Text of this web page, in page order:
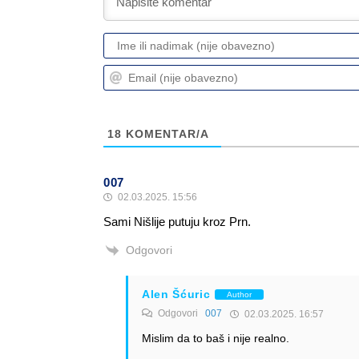
18 KOMENTAR/A
007
02.03.2025. 15:56
Sami Nišlije putuju kroz Prn.
Odgovori
Alen Šćuric Author
Odgovori 007 02.03.2025. 16:57
Mislim da to baš i nije realno.